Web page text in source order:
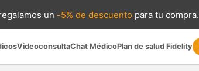
un -5% de descuento para tu compra.
VideoconsultaChat MédicoPlan de salud Fidelity